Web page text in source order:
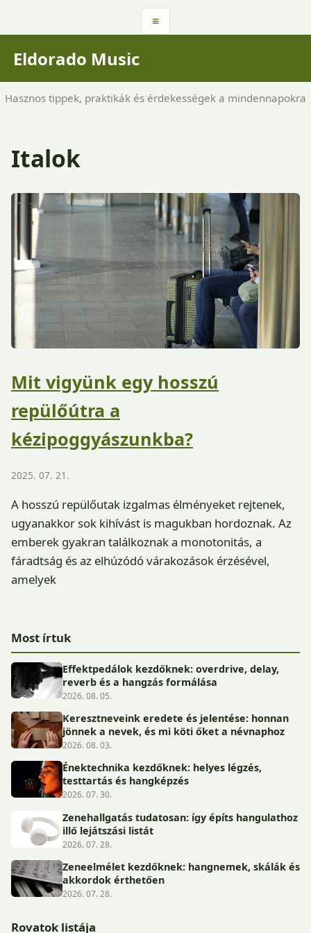
≡
Eldorado Music
Hasznos tippek, praktikák és érdekességek a mindennapokra
Italok
Mit vigyünk egy hosszú
repülőútra a
kézipoggyászunkba?
2025. 07. 21.
A hosszú repülőutak izgalmas élményeket rejtenek,
ugyanakkor sok kihívást is magukban hordoznak. Az
emberek gyakran találkoznak a monotonitás, a
fáradtság és az elhúzódó várakozások érzésével,
amelyek
Most írtuk
Effektpedálok kezdőknek: overdrive, delay,
reverb és a hangzás formálása
2026. 08. 05.
Keresztneveink eredete és jelentése: honnan
jönnek a nevek, és mi köti őket a névnaphoz
2026. 08. 03.
Énektechnika kezdőknek: helyes légzés,
testtartás és hangképzés
2026. 07. 30.
Zenehallgatás tudatosan: így építs hangulathoz
illő lejátszási listát
2026. 07. 28.
Zeneelmélet kezdőknek: hangnemek, skálák és
akkordok érthetően
2026. 07. 28.
Rovatok listája